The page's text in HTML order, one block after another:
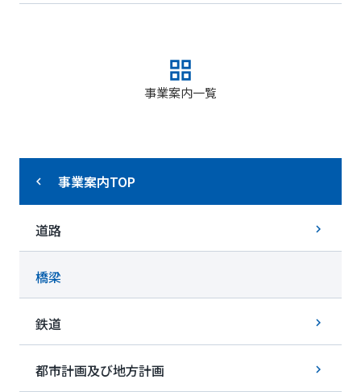
事業案内TOP
道路
橋梁
鉄道
都市計画及び地方計画
grid_view
事業案内一覧